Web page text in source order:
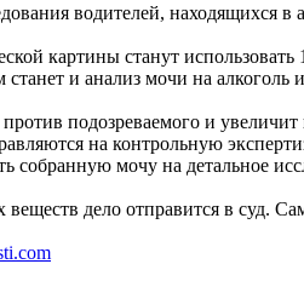
водителей, находящихся
картины станут
и анализ мочи на алкоголь
подозреваемого и
на контрольную
собранную мочу на детальное
дело отправится в суд.